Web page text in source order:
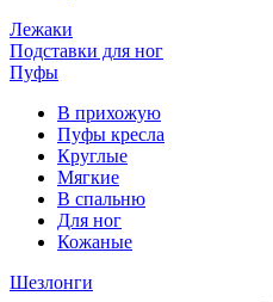
Лежаки
Подставки для ног
Пуфы
В прихожую
Пуфы кресла
Круглые
Мягкие
В спальню
Для ног
Кожаные
Шезлонги